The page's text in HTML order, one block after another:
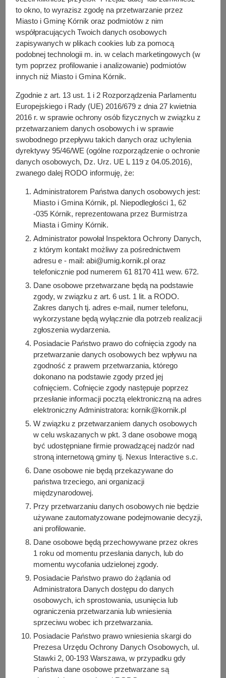
przed ich wydrukowaniem przez Wydział
Komunikacji Społecznej i Inicjatyw Lokalnych
Urzędu Miasta i Gminy Kórnik. Materiały do
akceptacji należy przesłać na adres: wks@kornik.pl
WKS zobowiązany jest do ustosunkowania się do
przesłanych materiałów w ciągu 4 dni roboczych od
będzie równoznaczny z akceptacją materiałów.
Zleceniobiorca odpowiedzialny jest za promocję
wydarzeń organizowanych w ramach zadania
publicznego, przy czym wszelkie działania
reklamowe podejmowane przez Zleceniobiorcę
muszą być zgodne z prawem.
Zleceniobiorca zobowiązany jest do umieszczenia
plakatów/ulotek wyłącznie w miejscach do tego
przeznaczonych i wyłącznie za zgodą dysponentów
tych miejsc.
Zleceniobiorca posiadający własną stronę
internetową przedstawia na niej informację o
realizowanym projekcie. Informacja na stronie
musi zawierać: nazwę projektu, logo
Zleceniodawcy, informację o dofinansowaniu
projektu ze środków Miasta i Gminy Kórnik, krótki
opis projektu oraz całkowitą wartość projektu, w
tym dofinansowaną z budżetu Zleceniodawcy.
W przypadku utworzenia oficjalnej strony
zadania publicznego w portalach
społecznościowych (w szczególności Facebook,
Instagram, Pinterest) należy w jego opisie
umieścić zapis: „Dofinansowano ze środków
Miasta i Gminy Kórnik”.
W przypadku zamieszczania informacji (wpisów,
zdjęć, materiałów video) w mediach
społecznościowych dotyczących wydarzeń
należy dołączyć zapis: „Dofinansowano ze środków
Miasta i Gminy Kórnik”.
Zleceniobiorca zadania publicznego zobowiązuje
się do przestrzegania w ramach działań związanych
z jego realizacją zasady równego traktowania w
rozumieniu definicji określonej w art. 3 ustawy z dnia
3 grudnia 2010 r. o wdrożeniu niektórych przepisów
Unii Europejskiej w zakresie równego traktowania, w
tym do niedopuszczania się działań lub zaniechań
noszących znamiona dyskryminacji ze względu na
takie cechy jak: płeć, rasa, kolor skóry, język,
pochodzenie etniczne, narodowe lub społeczne,
tożsamość płciowa, sytuacja majątkowa, wyznanie
lub bezwyznaniowość, światopogląd lub z
jakichkolwiek innych przyczyn.
to okno, to wyrazisz zgodę na przetwarzanie przez
Miasto i Gminę Kórnik oraz podmiotów z nim
współpracujących Twoich danych osobowych
zapisywanych w plikach cookies lub za pomocą
podobnej technologii m. in. w celach marketingowych (w
tym poprzez profilowanie i analizowanie) podmiotów
innych niż Miasto i Gmina Kórnik.
Zgodnie z art. 13 ust. 1 i 2 Rozporządzenia Parlamentu
Europejskiego i Rady (UE) 2016/679 z dnia 27 kwietnia
2016 r. w sprawie ochrony osób fizycznych w związku z
przetwarzaniem danych osobowych i w sprawie
swobodnego przepływu takich danych oraz uchylenia
dyrektywy 95/46/WE (ogólne rozporządzenie o ochronie
danych osobowych, Dz. Urz. UE L 119 z 04.05.2016),
zwanego dalej RODO informuję, że:
Administratorem Państwa danych osobowych jest:
Miasto i Gmina Kórnik, pl. Niepodległości 1, 62
-035 Kórnik, reprezentowana przez Burmistrza
Miasta i Gminy Kórnik.
Administrator powołał Inspektora Ochrony Danych,
z którym kontakt możliwy za pośrednictwem
adresu e - mail: abi@umig.kornik.pl oraz
telefonicznie pod numerem 61 8170 411 wew. 672.
Dane osobowe przetwarzane będą na podstawie
zgody, w związku z art. 6 ust. 1 lit. a RODO.
Zakres danych tj. adres e-mail, numer telefonu,
wykorzystane będą wyłącznie dla potrzeb realizacji
zgłoszenia wydarzenia.
Posiadacie Państwo prawo do cofnięcia zgody na
przetwarzanie danych osobowych bez wpływu na
zgodność z prawem przetwarzania, którego
dokonano na podstawie zgody przed jej
cofnięciem. Cofnięcie zgody następuje poprzez
przesłanie informacji pocztą elektroniczną na adres
elektroniczny Administratora: kornik@kornik.pl
W związku z przetwarzaniem danych osobowych
w celu wskazanych w pkt. 3 dane osobowe mogą
być udostępniane firmie prowadzącej nadzór nad
stroną internetową gminy tj. Nexus Interactive s.c.
Dane osobowe nie będą przekazywane do
państwa trzeciego, ani organizacji
międzynarodowej.
Przy przetwarzaniu danych osobowych nie będzie
używane zautomatyzowane podejmowanie decyzji,
ani profilowanie.
Dane osobowe będą przechowywane przez okres
1 roku od momentu przesłania danych, lub do
momentu wycofania udzielonej zgody.
Posiadacie Państwo prawo do żądania od
Administratora Danych dostępu do danych
osobowych, ich sprostowania, usunięcia lub
ograniczenia przetwarzania lub wniesienia
sprzeciwu wobec ich przetwarzania.
Posiadacie Państwo prawo wniesienia skargi do
Prezesa Urzędu Ochrony Danych Osobowych, ul.
Stawki 2, 00-193 Warszawa, w przypadku gdy
Państwa dane osobowe przetwarzane są